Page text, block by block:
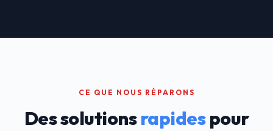
CE QUE NOUS RÉPARONS
Des solutionsrapidespour